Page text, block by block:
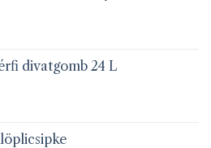
divatgomb 24 L